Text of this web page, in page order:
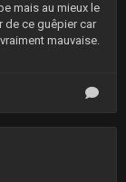
mais au mieux le
de ce guêpier car
mauvaise.